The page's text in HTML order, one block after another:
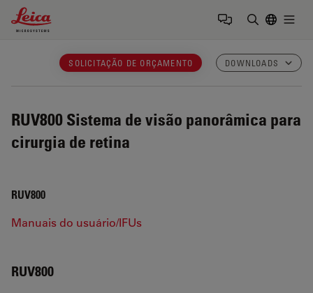
Leica Microsystems Logo
SOLICITAÇÃO DE ORÇAMENTO DOWNLOADS
RUV800 Sistema de visão panorâmica para
cirurgia de retina
RUV800
Manuais do usuário/IFUs
RUV800